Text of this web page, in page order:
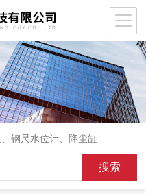
钢尺水位计、降尘缸